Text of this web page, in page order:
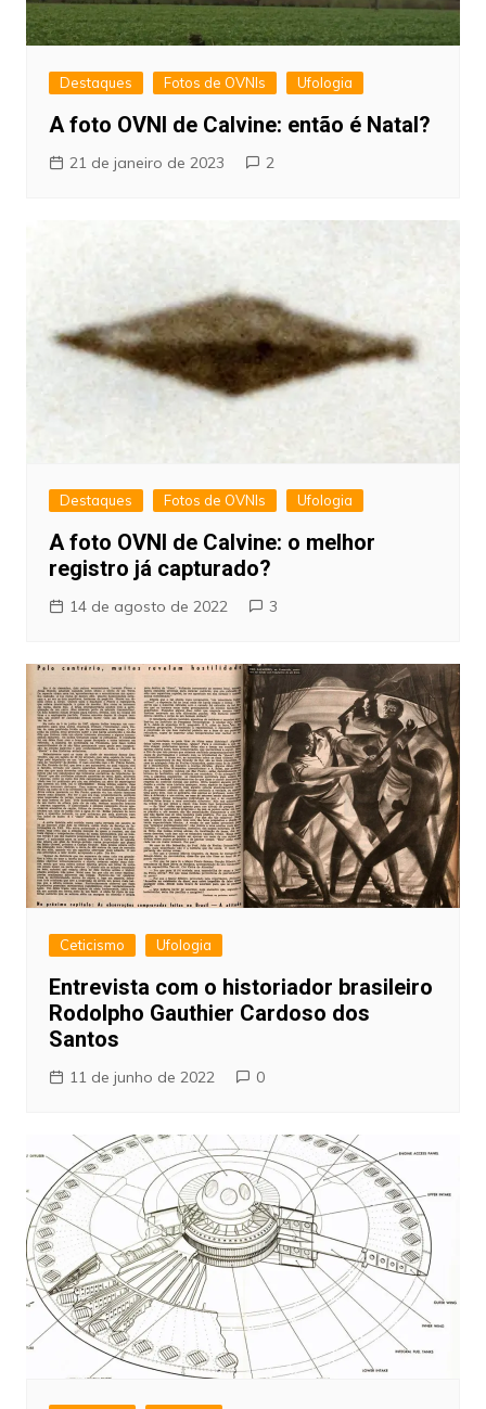
Destaques Fotos de OVNIs Ufologia
A foto OVNI de Calvine: então é Natal?
21 de janeiro de 2023 2
Destaques Fotos de OVNIs Ufologia
A foto OVNI de Calvine: o melhor
registro já capturado?
14 de agosto de 2022 3
Ceticismo Ufologia
Entrevista com o historiador brasileiro
Rodolpho Gauthier Cardoso dos
Santos
11 de junho de 2022 0